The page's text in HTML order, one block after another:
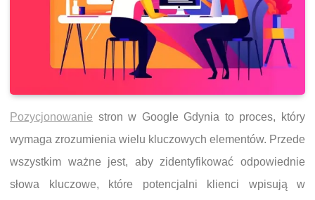
Pozycjonowanie stron w Google Gdynia to proces, który
wymaga zrozumienia wielu kluczowych elementów. Przede
wszystkim ważne jest, aby zidentyfikować odpowiednie
słowa kluczowe, które potencjalni klienci wpisują w